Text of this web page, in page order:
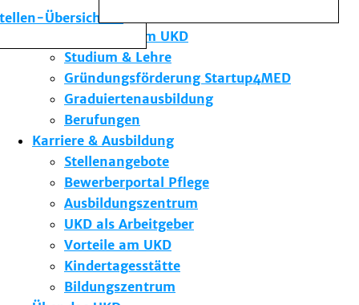
Übersicht
Die Institute des UKD
Forschung am UKD
Studium & Lehre
Gründungsförderung Startup4MED
Graduiertenausbildung
Berufungen
Karriere & Ausbildung
Stellenangebote
Bewerberportal Pflege
Ausbildungszentrum
UKD als Arbeitgeber
Vorteile am UKD
Kindertagesstätte
Bildungszentrum